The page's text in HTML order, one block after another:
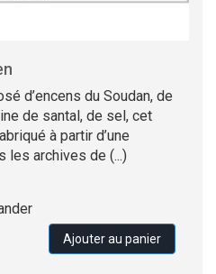
d’encens du Soudan, de
de santal, de sel, cet
à partir d’une
les archives de (...)
Ajouter au panier